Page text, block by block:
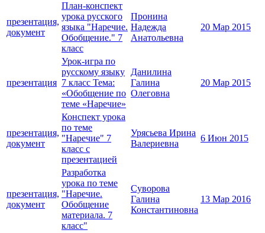
презентация,
документ
План-конспект
урока русского
языка "Наречие.
Обобщение." 7
класс
Пронина
Надежда
Анатольевна
20 Мар 2015
презентация
Урок-игра по
русскому языку
7 класс Тема:
«Обобщение по
теме «Наречие»
Данилина
Галина
Олеговна
20 Мар 2015
презентация,
документ
Конспект урока
по теме
"Наречие" 7
класс с
презентацией
Урясьева Ирина
Валериевна
6 Июн 2015
презентация,
документ
Разработка
урока по теме
"Наречие.
Обобщение
материала. 7
класс"
Суворова
Галина
Константиновна
13 Мар 2016